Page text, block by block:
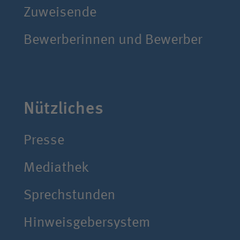
Zuweisende
Bewerberinnen und Bewerber
Nützliches
Presse
Mediathek
Sprechstunden
Hinweisgebersystem